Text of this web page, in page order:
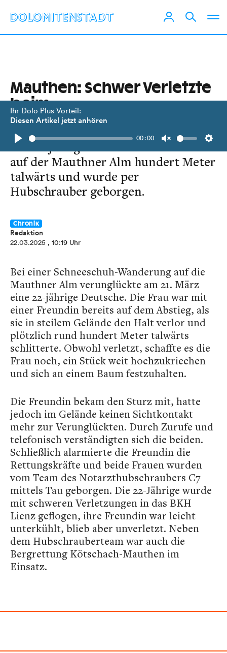
Ihr Dolo Plus Vorteil:
Diesen Artikel jetzt anhören
Play
00:00
Unmute
Mauthen: Schwer Verletzte
beim
Schneeschuhwandern
Die 22-jährige Deutsche schlitterte
auf der Mauthner Alm hundert Meter
talwärts und wurde per
Hubschrauber geborgen.
Chronik
Redaktion
22.03.2025 , 10:19 Uhr
Bei einer Schneeschuh-Wanderung auf die
Mauthner Alm verunglückte am 21. März
eine 22-jährige Deutsche. Die Frau war mit
einer Freundin bereits auf dem Abstieg, als
sie in steilem Gelände den Halt verlor und
plötzlich rund hundert Meter talwärts
schlitterte. Obwohl verletzt, schaffte es die
Frau noch, ein Stück weit hochzukriechen
und sich an einem Baum festzuhalten.
Die Freundin bekam den Sturz mit, hatte
jedoch im Gelände keinen Sichtkontakt
mehr zur Verunglückten. Durch Zurufe und
telefonisch verständigten sich die beiden.
Schließlich alarmierte die Freundin die
Rettungskräfte und beide Frauen wurden
vom Team des Notarzthubschraubers C7
mittels Tau geborgen. Die 22-Jährige wurde
mit schweren Verletzungen in das BKH
Lienz geflogen, ihre Freundin war leicht
unterkühlt, blieb aber unverletzt. Neben
dem Hubschrauberteam war auch die
Bergrettung Kötschach-Mauthen im
Einsatz.